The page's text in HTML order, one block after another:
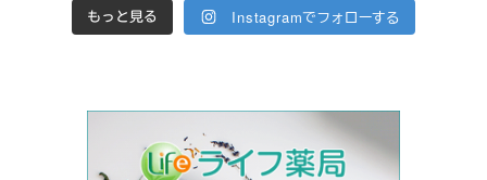
もっと見る Instagramでフォローする